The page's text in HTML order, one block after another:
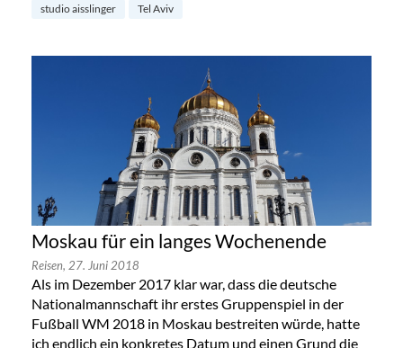
studio aisslinger
Tel Aviv
Moskau für ein langes Wochenende
Reisen, 27. Juni 2018
Als im Dezember 2017 klar war, dass die deutsche
Nationalmannschaft ihr erstes Gruppenspiel in der
Fußball WM 2018 in Moskau bestreiten würde, hatte
ich endlich ein konkretes Datum und einen Grund die